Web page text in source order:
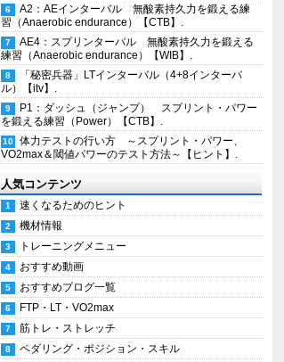
A2：AEインターバル 無酸素持久力を鍛える練
習（Anaerobic endurance）【CTB】.
AE4：スプリンターバル 無酸素持久力を鍛える
練習（Anaerobic endurance）【WIB】.
「秘密兵器」LTインターバル（4+8インターバ
ル）【itv】.
P1：ダッシュ（ジャンプ） スプリント・パワー
を鍛える練習（Power）【CTB】.
体力テストの行い方 ～スプリント・パワー、
VO2max＆閾値パワーのテスト方法～【ヒント】.
人気コンテンツ
速くなるためのヒント
機材情報
トレーニングメニュー
おすすめ動画
おすすめブログ一覧
FTP・LT・VO2max
筋トレ・ストレッチ
ペダリング・ポジション・スキル